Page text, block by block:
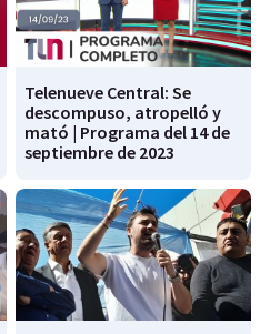
Telenueve Central: Se
descompuso, atropelló y
mató | Programa del 14 de
septiembre de 2023